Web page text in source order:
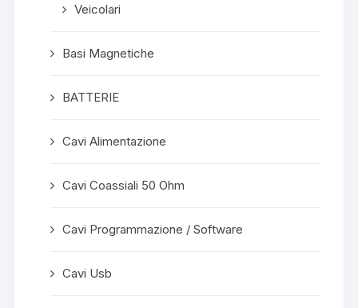
Veicolari
Basi Magnetiche
BATTERIE
Cavi Alimentazione
Cavi Coassiali 50 Ohm
Cavi Programmazione / Software
Cavi Usb